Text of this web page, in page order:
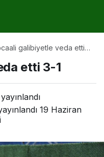
galibiyetle veda etti
etti 3-1
19 Haziran